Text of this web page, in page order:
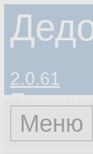
2.0.61
Меню